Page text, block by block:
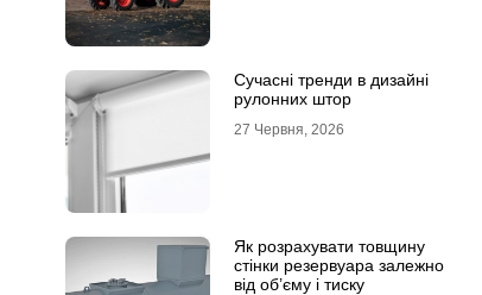
Сучасні тренди в дизайні
рулонних штор
27 Червня, 2026
Як розрахувати товщину
стінки резервуара залежно
від об’єму і тиску